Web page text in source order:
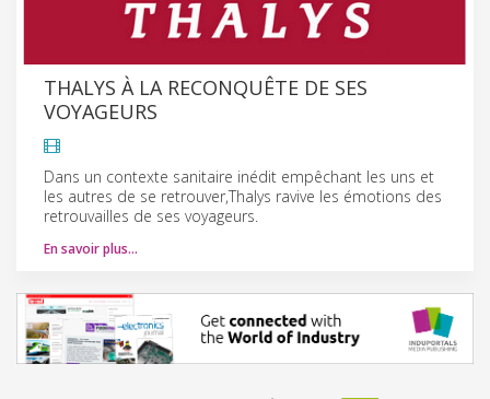
THALYS À LA RECONQUÊTE DE SES
VOYAGEURS
Dans un contexte sanitaire inédit empêchant les uns et
les autres de se retrouver,Thalys ravive les émotions des
retrouvailles de ses voyageurs.
En savoir plus…